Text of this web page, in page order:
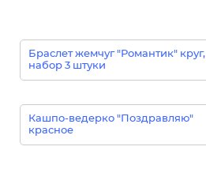
Браслет жемчуг "Романтик" круг,
набор 3 штуки
Кашпо-ведерко "Поздравляю"
красное